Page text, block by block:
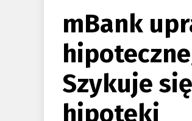
mBank
Szykuje
hipoteki